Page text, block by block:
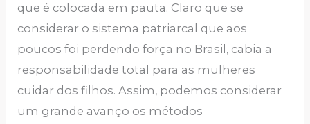
que é colocada em pauta. Claro que se
considerar o sistema patriarcal que aos
poucos foi perdendo força no Brasil, cabia a
responsabilidade total para as mulheres
cuidar dos filhos. Assim, podemos considerar
um grande avanço os métodos